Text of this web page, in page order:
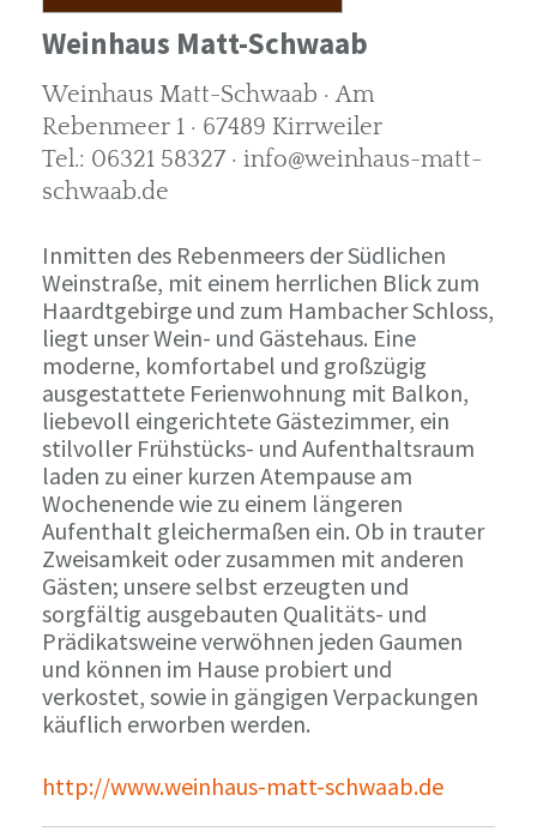
Weinhaus Matt-Schwaab
Weinhaus Matt-Schwaab · Am
Rebenmeer 1 · 67489 Kirrweiler
Tel.: 06321 58327 · info@weinhaus-matt-
schwaab.de
Inmitten des Rebenmeers der Südlichen
Weinstraße, mit einem herrlichen Blick zum
Haardtgebirge und zum Hambacher Schloss,
liegt unser Wein- und Gästehaus. Eine
moderne, komfortabel und großzügig
ausgestattete Ferienwohnung mit Balkon,
liebevoll eingerichtete Gästezimmer, ein
stilvoller Frühstücks- und Aufenthaltsraum
laden zu einer kurzen Atempause am
Wochenende wie zu einem längeren
Aufenthalt gleichermaßen ein. Ob in trauter
Zweisamkeit oder zusammen mit anderen
Gästen; unsere selbst erzeugten und
sorgfältig ausgebauten Qualitäts- und
Prädikatsweine verwöhnen jeden Gaumen
und können im Hause probiert und
verkostet, sowie in gängigen Verpackungen
käuflich erworben werden.
http://www.weinhaus-matt-schwaab.de